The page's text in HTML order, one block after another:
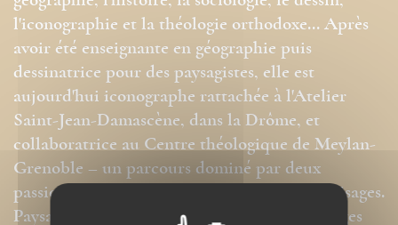
l'iconographie et la théologie orthodoxe... Après
avoir été enseignante en géographie puis
dessinatrice pour des paysagistes, elle est
aujourd'hui iconographe rattachée à l'Atelier
Saint-Jean-Damascène, dans la Drôme, et
collaboratrice au Centre théologique de Meylan-
Grenoble – un parcours dominé par deux
passions omniprésentes : les paysages et les visages.
Paysages de ses voyages, visages d’icônes, visages